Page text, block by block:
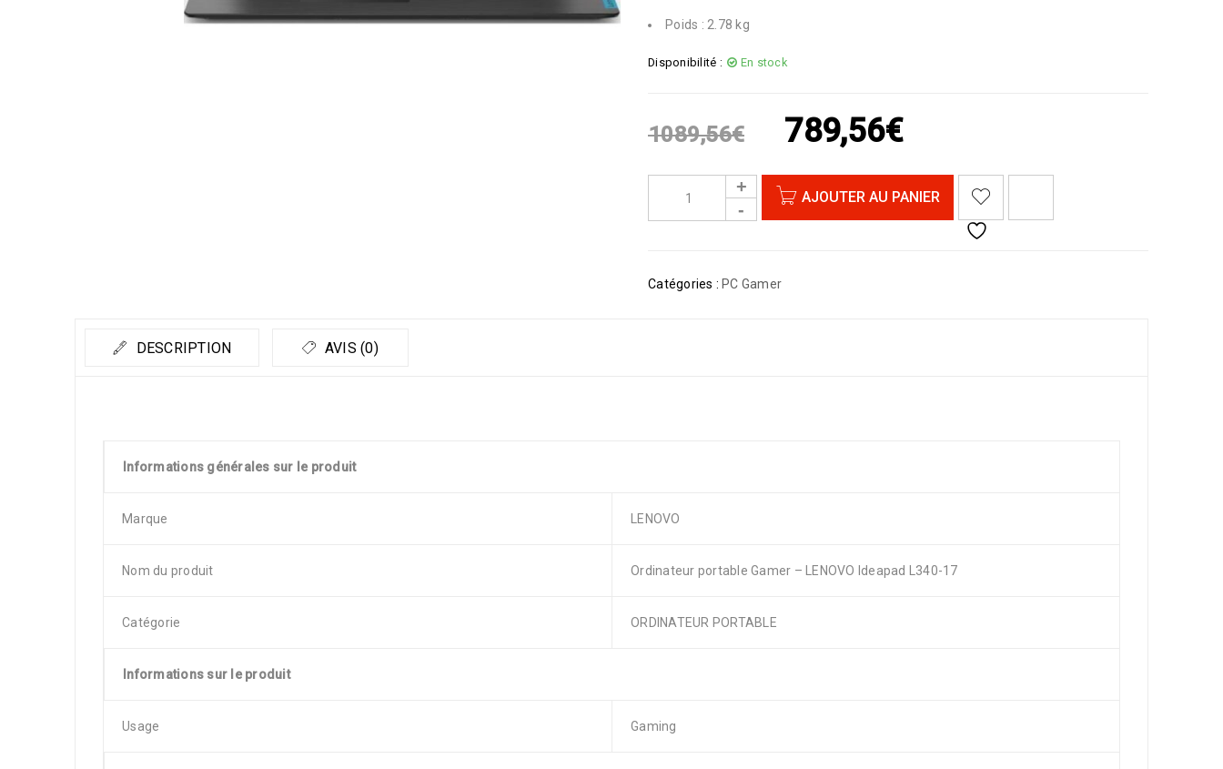
Poids : 2.78 kg
Disponibilité : En stock
1089,56€ 789,56€
AJOUTER AU PANIER
Catégories : PC Gamer
DESCRIPTION AVIS (0)
Informations générales sur le produit
Marque LENOVO
Nom du produit Ordinateur portable Gamer – LENOVO Ideapad L340-17
Catégorie ORDINATEUR PORTABLE
Informations sur le produit
Usage Gaming